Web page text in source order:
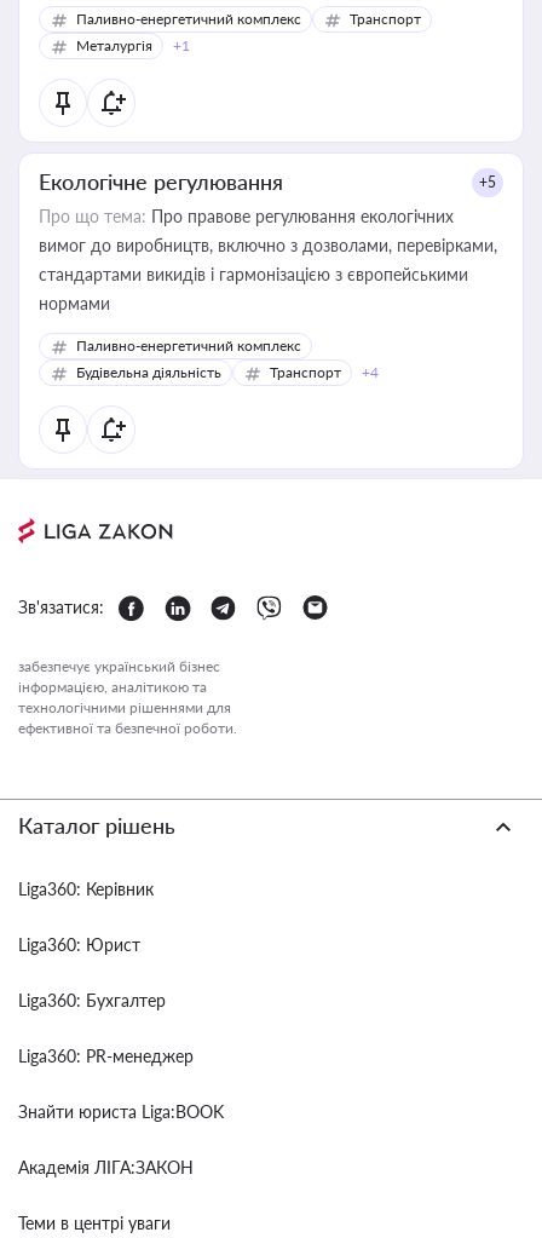
Паливно-енергетичний комплекс
Транспорт
Металургія
+1
Екологічне регулювання +5
Про що тема: Про правове регулювання екологічних
вимог до виробництв, включно з дозволами, перевірками,
стандартами викидів і гармонізацією з європейськими
нормами
Паливно-енергетичний комплекс
Будівельна діяльність
Транспорт +4
Зв'язатися:
забезпечує український бізнес
інформацією, аналітикою та
технологічними рішеннями для
ефективної та безпечної роботи.
Каталог рішень
Liga360: Керівник
Liga360: Юрист
Liga360: Бухгалтер
Liga360: PR-менеджер
Знайти юриста Liga:BOOK
Академія ЛІГА:ЗАКОН
Теми в центрі уваги